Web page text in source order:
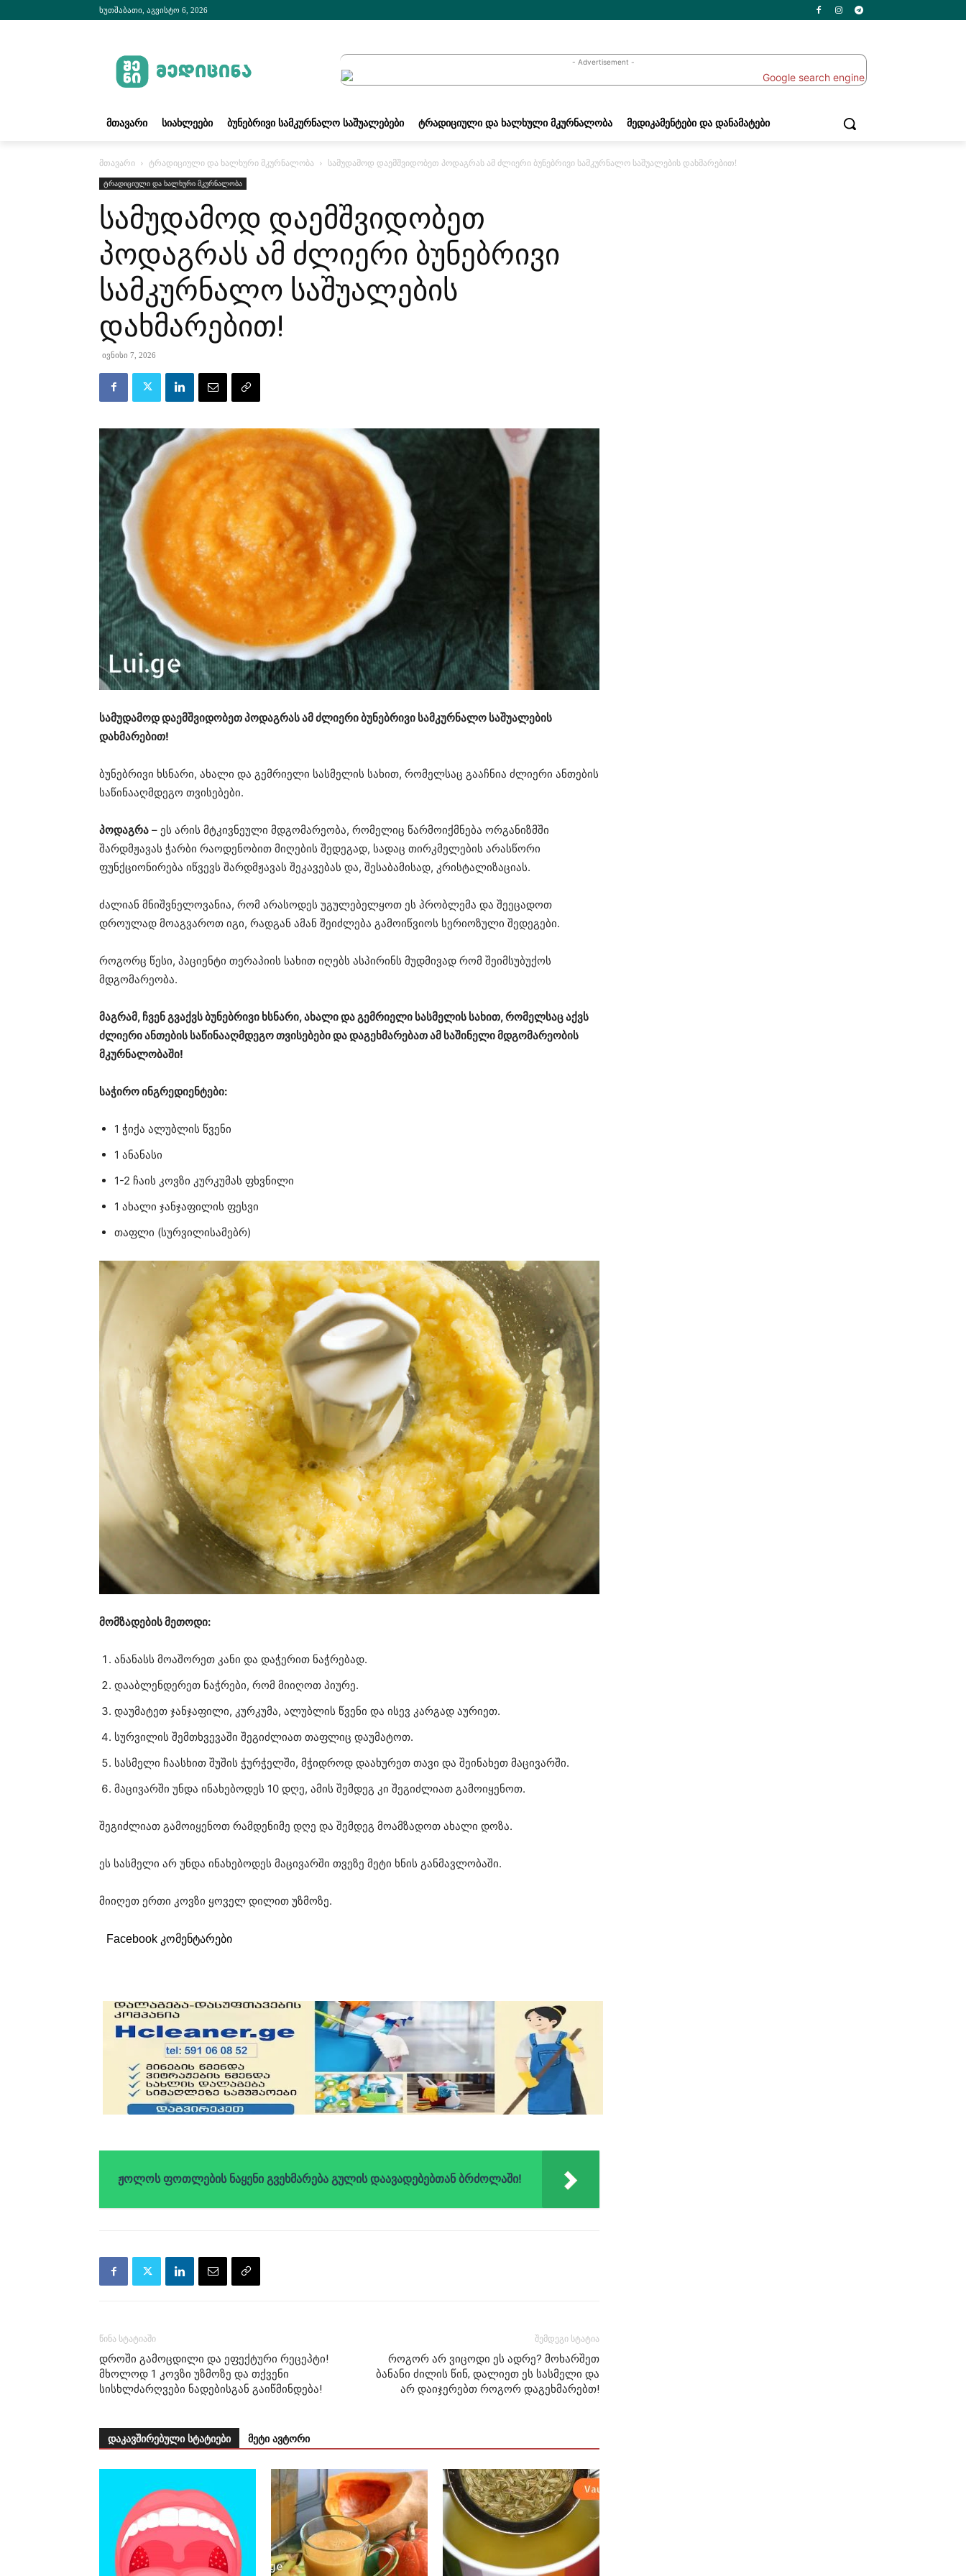
ხუთშაბათი, აგვისტო 6, 2026
- Advertisement -
ᲛᲗᲐᲕᲐᲠᲘ ᲡᲘᲐᲮᲚᲔᲔᲑᲘ ᲑᲣᲜᲔᲑᲠᲘᲕᲘ ᲡᲐᲛᲙᲣᲠᲜᲐᲚᲝ ᲡᲐᲨᲣᲐᲚᲔᲑᲔᲑᲘ ᲢᲠᲐᲓᲘᲪᲘᲣᲚᲘ ᲓᲐ ᲮᲐᲚᲮᲣᲚᲘ ᲛᲙᲣᲠᲜᲐᲚᲝᲑᲐ ᲛᲔᲓᲘᲙᲐᲛᲔᲜᲢᲔᲑᲘ ᲓᲐ ᲓᲐᲜᲐᲛᲐᲢᲔᲑᲘ
მთავარი ტრადიციული და ხალხური მკურნალობა სამუდამოდ დაემშვიდობეთ პოდაგრას ამ ძლიერი ბუნებრივი სამკურნალო საშუალების დახმარებით!
ტრადიციული და ხალხური მკურნალობა
სამუდამოდ დაემშვიდობეთ
პოდაგრას ამ ძლიერი ბუნებრივი
სამკურნალო საშუალების
დახმარებით!
ივნისი 7, 2026
სამუდამოდ დაემშვიდობეთ პოდაგრას ამ ძლიერი ბუნებრივი სამკურნალო საშუალების
დახმარებით!
ბუნებრივი ხსნარი, ახალი და გემრიელი სასმელის სახით, რომელსაც გააჩნია ძლიერი ანთების
საწინააღმდეგო თვისებები.
პოდაგრა – ეს არის მტკივნეული მდგომარეობა, რომელიც წარმოიქმნება ორგანიზმში
შარდმჟავას ჭარბი რაოდენობით მიღების შედეგად, სადაც თირკმელების არასწორი
ფუნქციონირება იწვევს შარდმჟავას შეკავებას და, შესაბამისად, კრისტალიზაციას.
ძალიან მნიშვნელოვანია, რომ არასოდეს უგულებელყოთ ეს პრობლემა და შეეცადოთ
დროულად მოაგვაროთ იგი, რადგან ამან შეიძლება გამოიწვიოს სერიოზული შედეგები.
როგორც წესი, პაციენტი თერაპიის სახით იღებს ასპირინს მუდმივად რომ შეიმსუბუქოს
მდგომარეობა.
მაგრამ, ჩვენ გვაქვს ბუნებრივი ხსნარი, ახალი და გემრიელი სასმელის სახით, რომელსაც აქვს
ძლიერი ანთების საწინააღმდეგო თვისებები და დაგეხმარებათ ამ საშინელი მდგომარეობის
მკურნალობაში!
საჭირო ინგრედიენტები:
1 ჭიქა ალუბლის წვენი
1 ანანასი
1-2 ჩაის კოვზი კურკუმას ფხვნილი
1 ახალი ჯანჯაფილის ფესვი
თაფლი (სურვილისამებრ)
მომზადების მეთოდი:
ანანასს მოაშორეთ კანი და დაჭერით ნაჭრებად.
დააბლენდერეთ ნაჭრები, რომ მიიღოთ პიურე.
დაუმატეთ ჯანჯაფილი, კურკუმა, ალუბლის წვენი და ისევ კარგად აურიეთ.
სურვილის შემთხვევაში შეგიძლიათ თაფლიც დაუმატოთ.
სასმელი ჩაასხით შუშის ჭურჭელში, მჭიდროდ დაახურეთ თავი და შეინახეთ მაცივარში.
მაცივარში უნდა ინახებოდეს 10 დღე, ამის შემდეგ კი შეგიძლიათ გამოიყენოთ.
შეგიძლიათ გამოიყენოთ რამდენიმე დღე და შემდეგ მოამზადოთ ახალი დოზა.
ეს სასმელი არ უნდა ინახებოდეს მაცივარში თვეზე მეტი ხნის განმავლობაში.
მიიღეთ ერთი კოვზი ყოველ დილით უზმოზე.
Facebook კომენტარები
ჟოლოს ფოთლების ნაყენი გვეხმარება გულის დაავადებებთან ბრძოლაში!
წინა სტატიაში
დროში გამოცდილი და ეფექტური რეცეპტი!
მხოლოდ 1 კოვზი უზმოზე და თქვენი
სისხლძარღვები ნადებისგან გაიწმინდება!
შემდეგი სტატია
როგორ არ ვიცოდი ეს ადრე? მოხარშეთ
ბანანი ძილის წინ, დალიეთ ეს სასმელი და
არ დაიჯერებთ როგორ დაგეხმარებთ!
დაკავშირებული სტატიები მეტი ავტორი